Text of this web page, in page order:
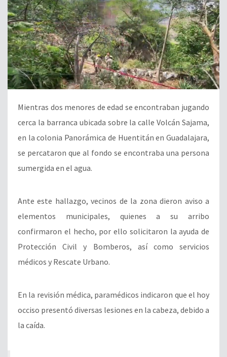
Mientras dos menores de edad se encontraban jugando
cerca la barranca ubicada sobre la calle Volcán Sajama,
en la colonia Panorámica de Huentitán en Guadalajara,
se percataron que al fondo se encontraba una persona
sumergida en el agua.
Ante este hallazgo, vecinos de la zona dieron aviso a
elementos municipales, quienes a su arribo
confirmaron el hecho, por ello solicitaron la ayuda de
Protección Civil y Bomberos, así como servicios
médicos y Rescate Urbano.
En la revisión médica, paramédicos indicaron que el hoy
occiso presentó diversas lesiones en la cabeza, debido a
la caída.